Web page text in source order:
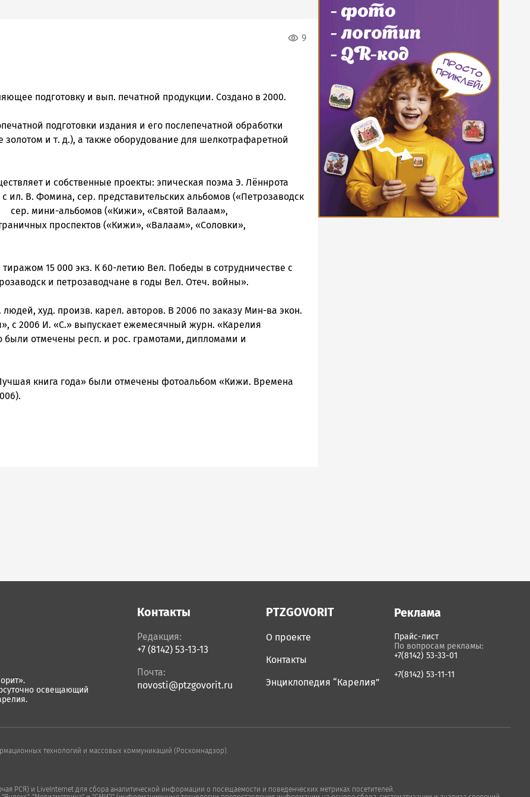
9
подготовку и вып. печатной продукции. Создано в 2000.
подготовки издания и его послепечатной обработки
и т. д.), а также оборудование для шелкотрафаретной
и собственные проекты: эпическая поэма Э. Лённрота
В. Фомина, сер. представительских альбомов («Петрозаводск
мини-альбомов («Кижи», «Святой Валаам»,
проспектов («Кижи», «Валаам», «Соловки»,
15 000 экз. К 60-летию Вел. Победы в сотрудничестве с
и петрозаводчане в годы Вел. Отеч. войны».
худ. произв. карел. авторов. В 2006 по заказу Мин-ва экон.
с 2006 И. «С.» выпускает ежемесячный журн. «Карелия
были отмечены респ. и рос. грамотами, дипломами и
книга года» были отмечены фотоальбом «Кижи. Времена
освещающий
Контакты
Редакция:
+7 (8142) 53-13-13
Почта:
novosti@ptzgovorit.ru
PTZGOVORIT
О проекте
Контакты
Энциклопедия “Карелия”
Реклама
Прайс-лист
По вопросам рекламы:
+7(8142) 53-33-01
+7(8142) 53-11-11
технологий и массовых коммуникаций (Роскомнадзор).
РСЯ) и LiveInternet для сбора аналитической информации о посещаемости и поведенческих метриках посетителей.